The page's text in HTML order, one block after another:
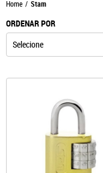
Home Stam
ORDENAR POR
Selecione